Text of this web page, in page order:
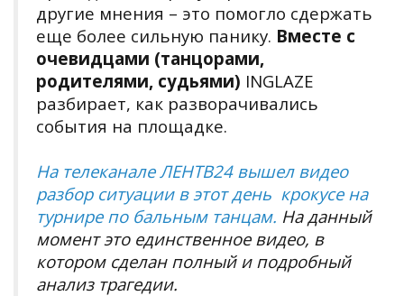
другие мнения – это помогло сдержать
еще более сильную панику. Вместе с
очевидцами (танцорами,
родителями, судьями) INGLAZE
разбирает, как разворачивались
события на площадке.
На телеканале ЛЕНТВ24 вышел видео
разбор ситуации в этот день крокусе на
турнире по бальным танцам. На данный
момент это единственное видео, в
котором сделан полный и подробный
анализ трагедии.